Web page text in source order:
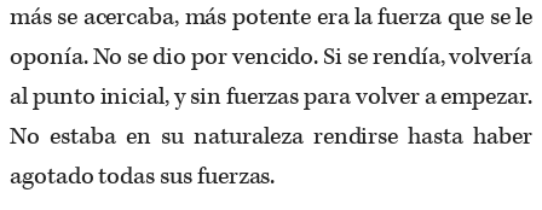
más se acercaba, más potente era la fuerza que se le
oponía. No se dio por vencido. Si se rendía, volvería
al punto inicial, y sin fuerzas para volver a empezar.
No estaba en su naturaleza rendirse hasta haber
agotado todas sus fuerzas.